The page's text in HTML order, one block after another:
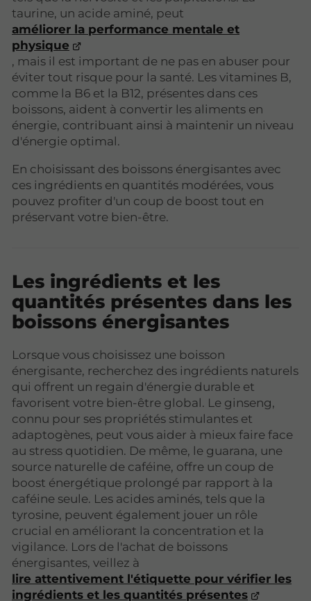
taurine, un acide aminé, peut
améliorer la performance mentale et
physique
, mais il est important de ne pas en abuser pour
éviter tout risque pour la santé. Les vitamines B,
comme la B6 et la B12, présentes dans ces
boissons, aident à convertir les aliments en
énergie, contribuant ainsi à maintenir un niveau
d'énergie optimal.
En choisissant des boissons énergisantes avec
ces ingrédients en quantités modérées, vous
pouvez profiter d'un coup de boost tout en
préservant votre bien-être.
Les ingrédients et les
quantités présentes dans les
boissons énergisantes
Lorsque vous choisissez une boisson
énergisante, recherchez des ingrédients naturels
qui offrent un regain d'énergie durable et
favorisent votre bien-être global. Le ginseng,
connu pour ses propriétés stimulantes et
adaptogènes, peut vous aider à mieux faire face
au stress quotidien. De même, le guarana, une
source naturelle de caféine, offre un coup de
boost énergétique prolongé par rapport à la
caféine seule. Les acides aminés, tels que la
tyrosine, peuvent également jouer un rôle
crucial en améliorant la concentration et la
vigilance. Lors de l'achat de boissons
énergisantes, veillez à
lire attentivement l'étiquette pour vérifier les
ingrédients et les quantités présentes